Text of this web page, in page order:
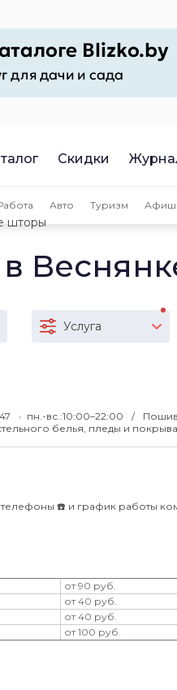
Скидки
Авто Туризм
шторы
Услуга
пн.-вс.:10:00–22:00
Пошив
белья, пледы и
☎️ и график работы
от 90 руб.
от 40 руб.
от 40 руб.
от 100 руб.